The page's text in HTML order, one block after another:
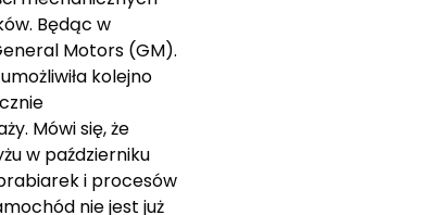
Będąc w
Motors (GM).
kolejno
Mówi się, że
w październiku
i procesów
nie jest już